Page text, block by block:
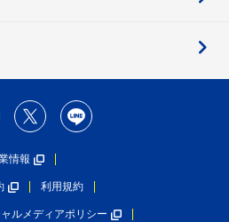
情報
利用規約
ルメディアポリシー